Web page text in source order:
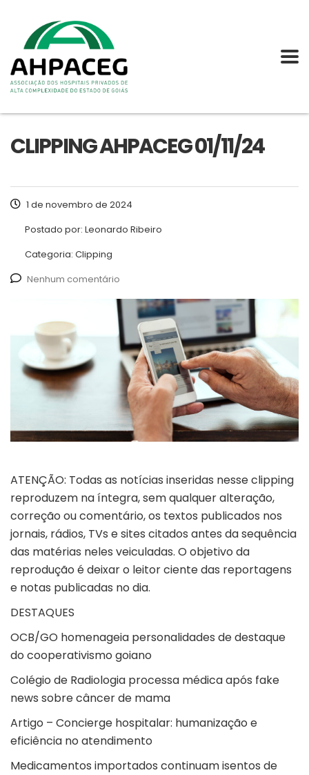
CLIPPING AHPACEG 01/11/24
1 de novembro de 2024
Postado por: Leonardo Ribeiro
Categoria: Clipping
Nenhum comentário
ATENÇÃO: Todas as notícias inseridas nesse clipping
reproduzem na íntegra, sem qualquer alteração,
correção ou comentário, os textos publicados nos
jornais, rádios, TVs e sites citados antes da sequência
das matérias neles veiculadas. O objetivo da
reprodução é deixar o leitor ciente das reportagens
e notas publicadas no dia.
DESTAQUES
OCB/GO homenageia personalidades de destaque
do cooperativismo goiano
Colégio de Radiologia processa médica após fake
news sobre câncer de mama
Artigo – Concierge hospitalar: humanização e
eficiência no atendimento
Medicamentos importados continuam isentos de